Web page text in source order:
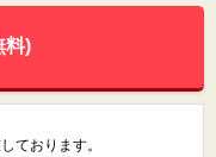
料)
ております。